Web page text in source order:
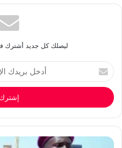
ليصلك كل جديد أشترك في
أدخل
بريدك
الإلكتروني